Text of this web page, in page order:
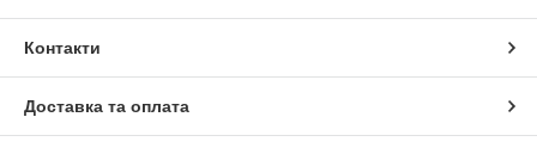
Контакти
Доставка та оплата